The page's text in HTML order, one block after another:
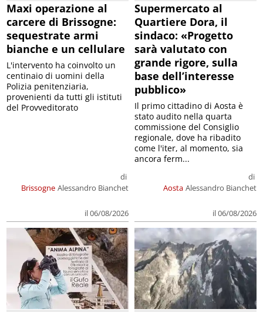
Maxi operazione al
carcere di Brissogne:
sequestrate armi
bianche e un cellulare
Brissogne
di
Alessandro Bianchet
il 06/08/2026
L'intervento ha coinvolto un
centinaio di uomini della
Polizia penitenziaria,
provenienti da tutti gli istituti
del Provveditorato
Supermercato al
Quartiere Dora, il
sindaco: «Progetto
sarà valutato con
grande rigore, sulla
base dell’interesse
pubblico»
Aosta
di
Alessandro Bianchet
il 06/08/2026
Il primo cittadino di Aosta è
stato audito nella quarta
commissione del Consiglio
regionale, dove ha ribadito
come l'iter, al momento, sia
ancora ferm...